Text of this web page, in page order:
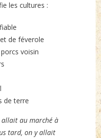
les cultures :
de féverole
voisin
de terre
allait au marché à
tard, on y allait